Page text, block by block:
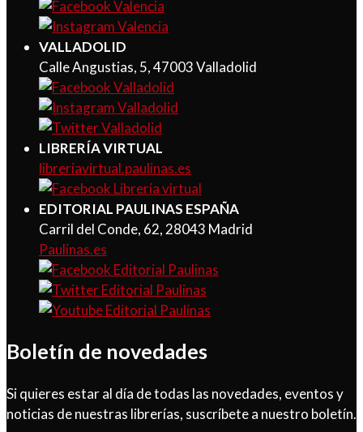
VALLADOLID
Calle Angustias, 5, 47003 Valladolid
LIBRERÍA VIRTUAL
libreriavirtual.paulinas.es
EDITORIAL PAULINAS ESPAÑA
Carril del Conde, 62, 28043 Madrid
Paulinas.es
Boletín de novedades
Si quieres estar al día de todas las novedades, eventos y
noticias de nuestras librerías, suscríbete a nuestro boletín.